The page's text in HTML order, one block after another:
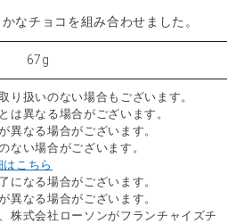
なチョコを組み合わせました。
67g
り扱いのない場合もございます。
は異なる場合がございます。
異なる場合がございます。
ない場合がございます。
こちら
になる場合がございます。
異なる場合がございます。
株式会社ローソンがフランチャイズチ